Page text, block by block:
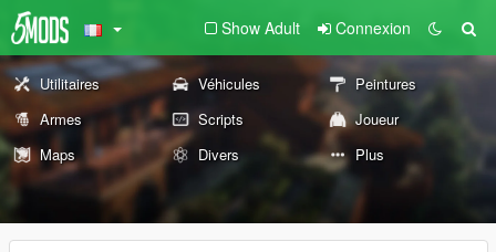
Show Adult Connexion
Utilitaires Véhicules
Peintures
Armes
Scripts
Joueur
Maps
Divers Plus